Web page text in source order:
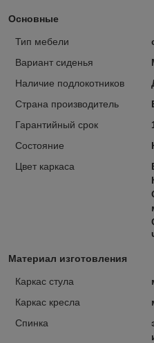
Основные
Тип мебели
Вариант сиденья
Наличие подлокотников
Страна производитель
Гарантийный срок
Состояние
Цвет каркаса
Материал изготовления
Каркас стула
Каркас кресла
Спинка